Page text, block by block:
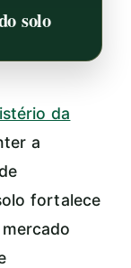
solo
da
a
fortalece